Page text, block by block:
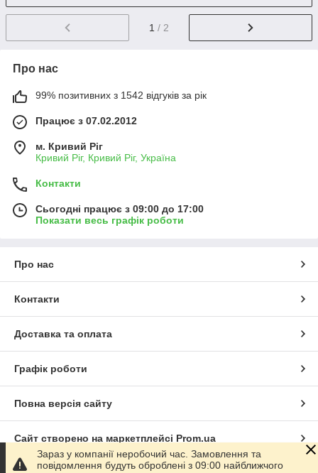
1 / 2
Про нас
99% позитивних з 1542 відгуків за рік
Працює з 07.02.2012
м. Кривий Ріг
Кривий Ріг, Кривий Ріг, Україна
Контакти
Сьогодні працює з 09:00 до 17:00
Показати весь графік роботи
Про нас
Контакти
Доставка та оплата
Графік роботи
Повна версія сайту
Сайт створено на маркетплейсі Prom.ua
Зараз у компанії неробочий час. Замовлення та
повідомлення будуть оброблені з 09:00 найближчого